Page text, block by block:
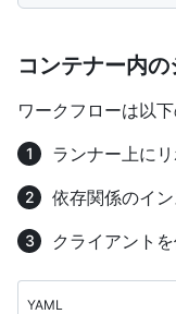
コンテナー内
ワークフローは以
ランナー上に
依存関係のイ
クライアント
YAML